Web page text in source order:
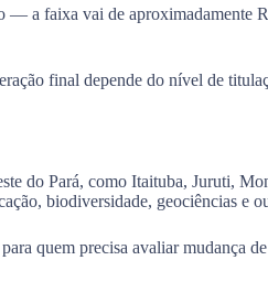
— a faixa vai de
final depende do nível de
do Pará, como Itaituba, Juruti,
biodiversidade, geociências e
quem precisa avaliar